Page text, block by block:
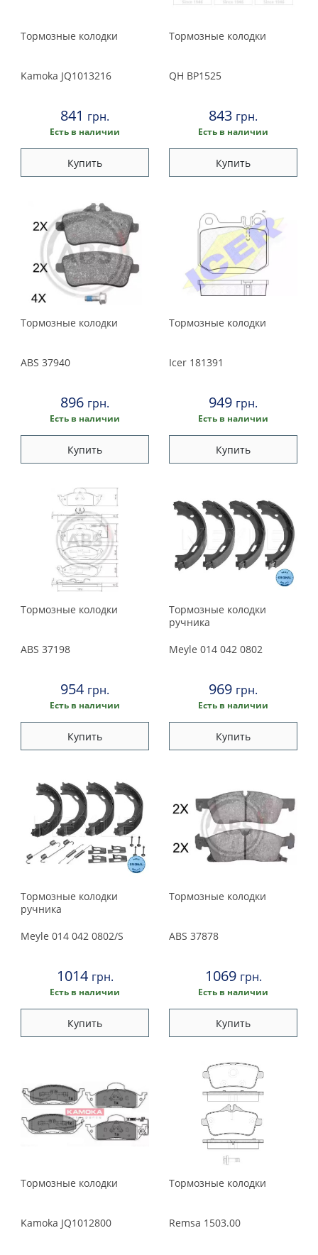
Тормозные колодки
Kamoka JQ1013216
841 грн.
Есть в наличии
Купить
Тормозные колодки
QH BP1525
843 грн.
Есть в наличии
Купить
Тормозные колодки
ABS 37940
896 грн.
Есть в наличии
Купить
Тормозные колодки
Icer 181391
949 грн.
Есть в наличии
Купить
Тормозные колодки
ABS 37198
954 грн.
Есть в наличии
Купить
Тормозные колодки
ручника
Meyle 014 042 0802
969 грн.
Есть в наличии
Купить
Тормозные колодки
ручника
Meyle 014 042 0802/S
1014 грн.
Есть в наличии
Купить
Тормозные колодки
ABS 37878
1069 грн.
Есть в наличии
Купить
Тормозные колодки
Kamoka JQ1012800
Тормозные колодки
Remsa 1503.00